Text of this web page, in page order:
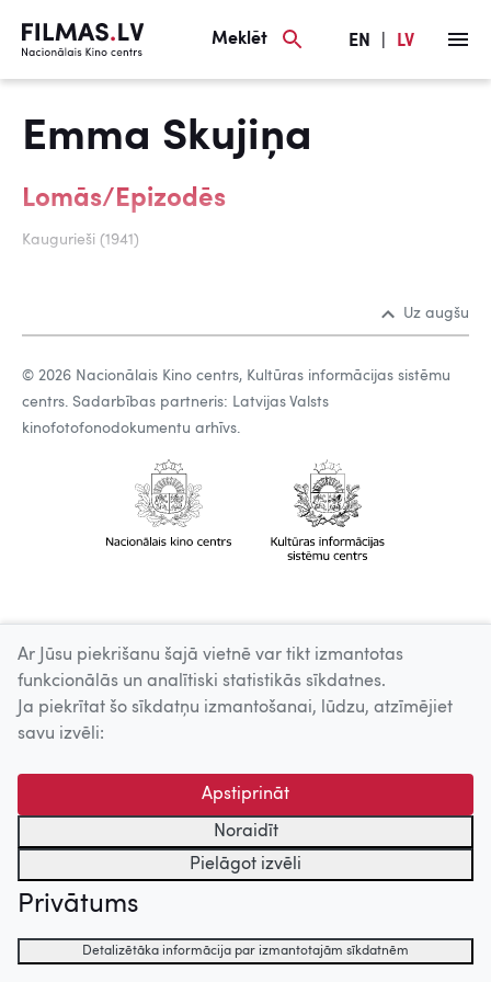
Meklēt EN LV
Emma Skujiņa
Lomās/Epizodēs
Kaugurieši (1941)
Uz augšu
© 2026 Nacionālais Kino centrs, Kultūras informācijas sistēmu
centrs. Sadarbības partneris: Latvijas Valsts
kinofotofonodokumentu arhīvs.
Ar Jūsu piekrišanu šajā vietnē var tikt izmantotas
funkcionālās un analītiski statistikās sīkdatnes.
Ja piekrītat šo sīkdatņu izmantošanai, lūdzu, atzīmējiet
savu izvēli:
Apstiprināt
Noraidīt
Pielāgot izvēli
Privātums
Detalizētāka informācija par izmantotajām sīkdatnēm